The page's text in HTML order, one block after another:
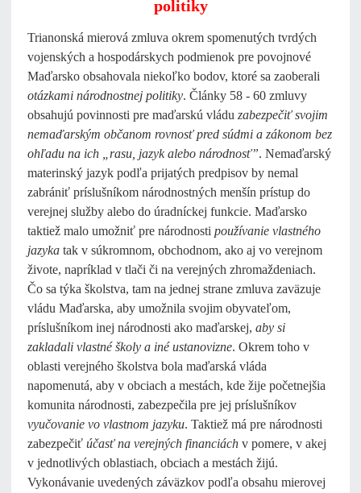
politiky
Trianonská mierová zmluva okrem spomenutých tvrdých
vojenských a hospodárskych podmienok pre povojnové
Maďarsko obsahovala niekoľko bodov, ktoré sa zaoberali
otázkami národnostnej politiky. Články 58 - 60 zmluvy
obsahujú povinnosti pre maďarskú vládu zabezpečiť svojim
nemaďarským občanom rovnosť pred súdmi a zákonom bez
ohľadu na ich „rasu, jazyk alebo národnosť”. Nemaďarský
materinský jazyk podľa prijatých predpisov by nemal
zabrániť príslušníkom národnostných menšín prístup do
verejnej služby alebo do úradníckej funkcie. Maďarsko
taktiež malo umožniť pre národnosti používanie vlastného
jazyka tak v súkromnom, obchodnom, ako aj vo verejnom
živote, napríklad v tlači či na verejných zhromaždeniach.
Čo sa týka školstva, tam na jednej strane zmluva zaväzuje
vládu Maďarska, aby umožnila svojim obyvateľom,
príslušníkom inej národnosti ako maďarskej, aby si
zakladali vlastné školy a iné ustanovizne. Okrem toho v
oblasti verejného školstva bola maďarská vláda
napomenutá, aby v obciach a mestách, kde žije početnejšia
komunita národnosti, zabezpečila pre jej príslušníkov
vyučovanie vo vlastnom jazyku. Taktiež má pre národnosti
zabezpečiť účasť na verejných financiách v pomere, v akej
v jednotlivých oblastiach, obciach a mestách žijú.
Vykonávanie uvedených záväzkov podľa obsahu mierovej